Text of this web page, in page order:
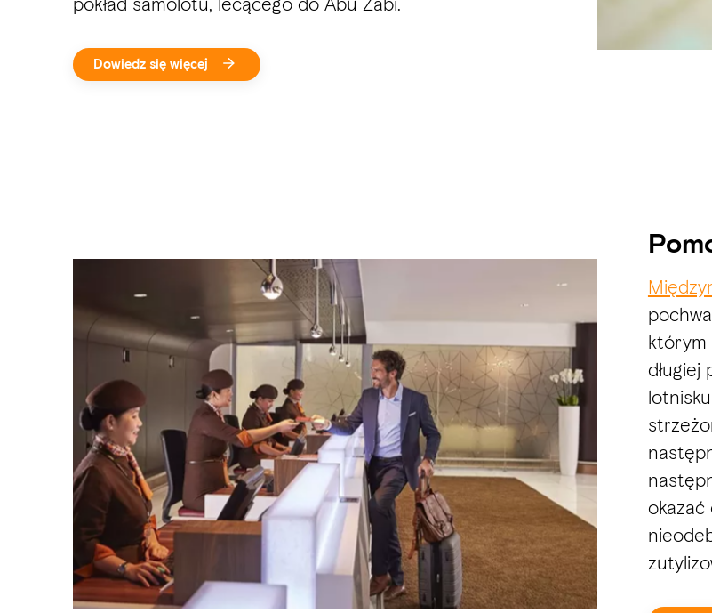
Dowiedz się więcej
którym
okazać